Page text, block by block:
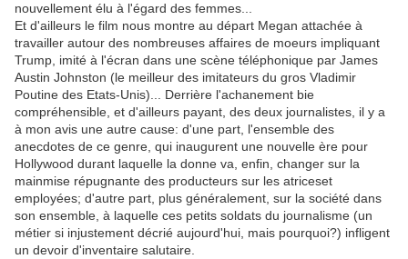
nouvellement élu à l'égard des femmes...
Et d'ailleurs le film nous montre au départ Megan attachée à
travailler autour des nombreuses affaires de moeurs impliquant
Trump, imité à l'écran dans une scène téléphonique par James
Austin Johnston (le meilleur des imitateurs du gros Vladimir
Poutine des Etats-Unis)... Derrière l'achanement bie
compréhensible, et d'ailleurs payant, des deux journalistes, il y a
à mon avis une autre cause: d'une part, l'ensemble des
anecdotes de ce genre, qui inaugurent une nouvelle ère pour
Hollywood durant laquelle la donne va, enfin, changer sur la
mainmise répugnante des producteurs sur les atriceset
employées; d'autre part, plus généralement, sur la société dans
son ensemble, à laquelle ces petits soldats du journalisme (un
métier si injustement décrié aujourd'hui, mais pourquoi?) infligent
un devoir d'inventaire salutaire.